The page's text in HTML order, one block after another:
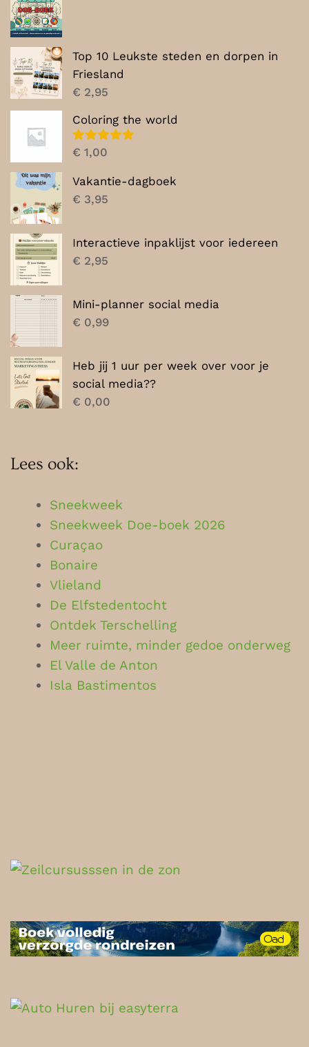
Top 10 Leukste steden en dorpen in
Friesland
€ 2,95
Coloring the world
Gewaardeerd
5.00
€ 1,00
Vakantie-dagboek
€ 3,95
Interactieve inpaklijst voor iedereen
€ 2,95
Mini-planner social media
€ 0,99
Heb jij 1 uur per week over voor je
social media??
€ 0,00
Lees ook:
Sneekweek
Sneekweek Doe-boek 2026
Curaçao
Bonaire
Vlieland
De Elfstedentocht
Ontdek Terschelling
Meer ruimte, minder gedoe onderweg
El Valle de Anton
Isla Bastimentos